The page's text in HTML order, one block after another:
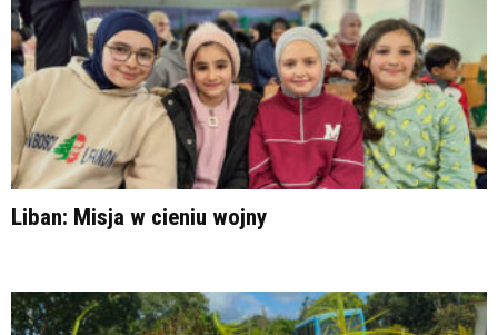
Liban: Misja w cieniu wojny